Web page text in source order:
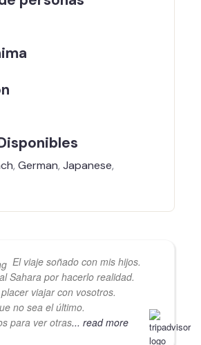
,German,Japanese,
El viaje soñado con mis hijos.
Sahara por hacerlo realidad.
viajar con vosotros.
no sea el último.
para ver otras... read more